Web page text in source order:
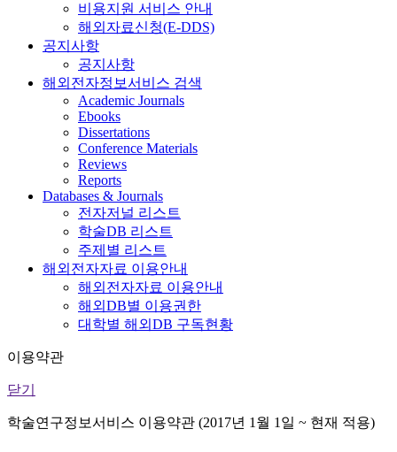
비용지원 서비스 안내
해외자료신청(E-DDS)
공지사항
공지사항
해외전자정보서비스 검색
Academic Journals
Ebooks
Dissertations
Conference Materials
Reviews
Reports
Databases & Journals
전자저널 리스트
학술DB 리스트
주제별 리스트
해외전자자료 이용안내
해외전자자료 이용안내
해외DB별 이용권한
대학별 해외DB 구독현황
이용약관
닫기
학술연구정보서비스 이용약관 (2017년 1월 1일 ~ 현재 적용)